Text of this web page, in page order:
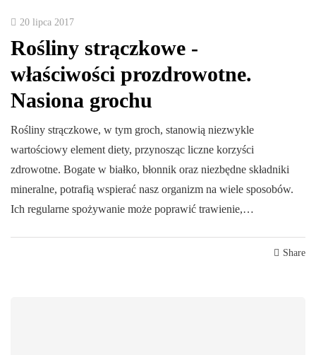
20 lipca 2017
Rośliny strączkowe -
właściwości prozdrowotne.
Nasiona grochu
Rośliny strączkowe, w tym groch, stanowią niezwykle
wartościowy element diety, przynosząc liczne korzyści
zdrowotne. Bogate w białko, błonnik oraz niezbędne składniki
mineralne, potrafią wspierać nasz organizm na wiele sposobów.
Ich regularne spożywanie może poprawić trawienie,…
Share